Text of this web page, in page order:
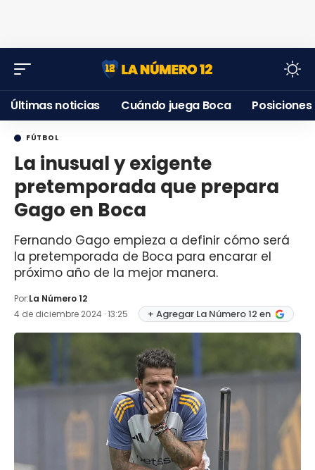
Últimas noticias Cuándo juega Boca Posiciones
FÚTBOL
La inusual y exigente
pretemporada que prepara
Gago en Boca
Fernando Gago empieza a definir cómo será
la pretemporada de Boca para encarar el
próximo año de la mejor manera.
Por:La Número 12
4 de diciembre 2024 · 13:25
+ Agregar La Número 12 en